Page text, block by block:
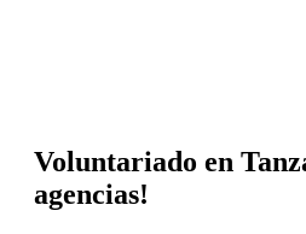
Voluntariado en
agencias!